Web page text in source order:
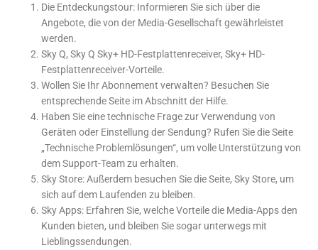
Die Entdeckungstour: Informieren Sie sich über die
Angebote, die von der Media-Gesellschaft gewährleistet
werden.
Sky Q, Sky Q Sky+ HD-Festplattenreceiver, Sky+ HD-
Festplattenreceiver-Vorteile.
Wollen Sie Ihr Abonnement verwalten? Besuchen Sie
entsprechende Seite im Abschnitt der Hilfe.
Haben Sie eine technische Frage zur Verwendung von
Geräten oder Einstellung der Sendung? Rufen Sie die Seite
„Technische Problemlösungen“, um volle Unterstützung von
dem Support-Team zu erhalten.
Sky Store: Außerdem besuchen Sie die Seite, Sky Store, um
sich auf dem Laufenden zu bleiben.
Sky Apps: Erfahren Sie, welche Vorteile die Media-Apps den
Kunden bieten, und bleiben Sie sogar unterwegs mit
Lieblingssendungen.